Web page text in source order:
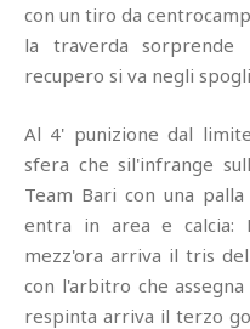
con un tiro da
la traverda
recupero si va negli
Al 4' punizione dal
sfera che sil'infrange
Team Bari con una
entra in area e calcia:
mezz'ora arriva il tris
con l'arbitro che
respinta arriva il terzo